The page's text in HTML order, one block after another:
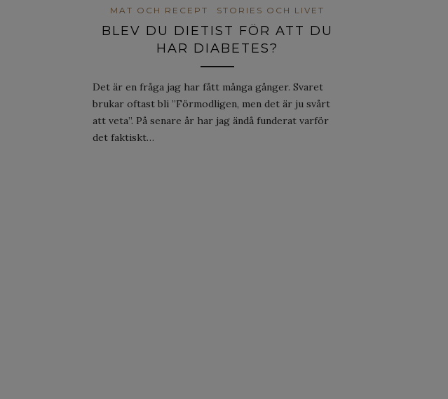
MAT OCH RECEPT STORIES OCH LIVET
BLEV DU DIETIST FÖR ATT DU
HAR DIABETES?
Det är en fråga jag har fått många gånger. Svaret
brukar oftast bli ”Förmodligen, men det är ju svårt
att veta”. På senare år har jag ändå funderat varför
det faktiskt…